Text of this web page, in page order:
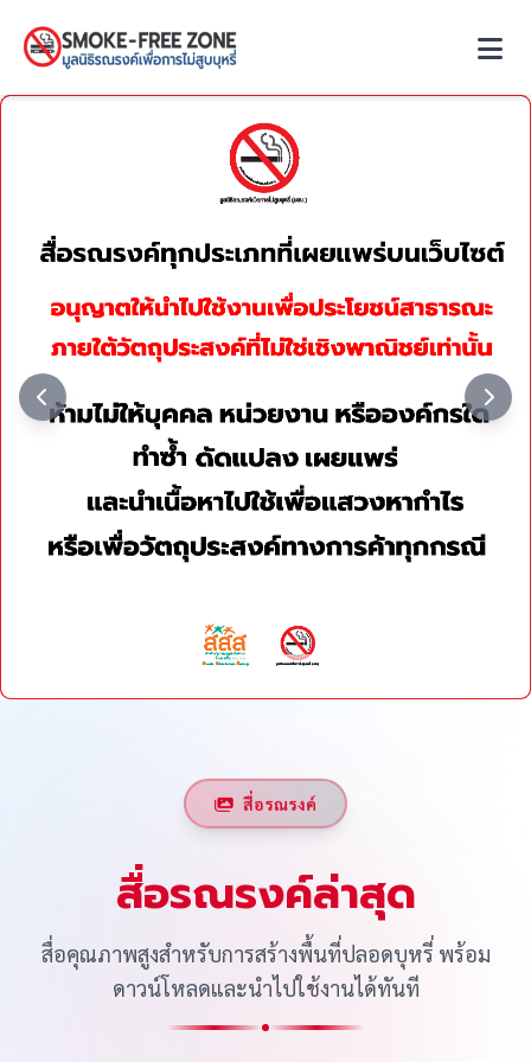
สื่อรณรงค์
สื่อรณรงค์ล่าสุด
สื่อคุณภาพสูงสำหรับการสร้างพื้นที่ปลอดบุหรี่ พร้อม
ดาวน์โหลดและนำไปใช้งานได้ทันที